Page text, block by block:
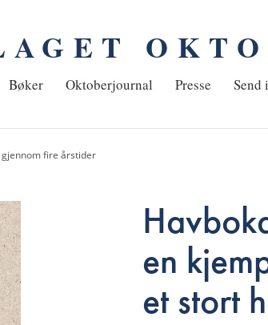
Bøker Oktoberjournal Presse Send
fire årstider
en
et stort